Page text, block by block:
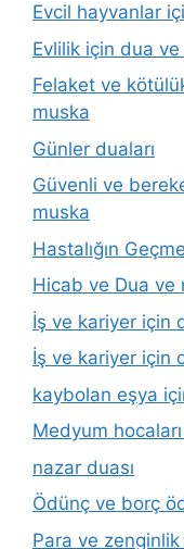
Evcil hayvanlar
Evlilik için dua
Felaket ve
muska
Günler duaları
Güvenli ve
muska
Hastalığın
Hicab ve Dua ve
İş ve kariyer için
İş ve kariyer için
kaybolan eşya
Medyum
nazar duası
Ödünç ve borç
Para ve